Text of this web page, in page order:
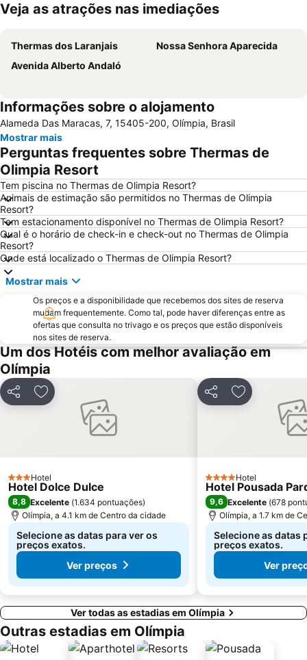
Ampliar mapa
Veja as atrações nas imediações
Thermas dos Laranjais
Nossa Senhora Aparecida
Avenida Alberto Andaló
Informações sobre o alojamento
Alameda Das Maracas, 7, 15405-200, Olímpia, Brasil
Mostrar mais
Perguntas frequentes sobre Thermas de
Olimpia Resort
Tem piscina no Thermas de Olimpia Resort?
Animais de estimação são permitidos no Thermas de Olimpia
Resort?
Tem estacionamento disponível no Thermas de Olimpia Resort?
Qual é o horário de check-in e check-out no Thermas de Olimpia
Resort?
Onde está localizado o Thermas de Olimpia Resort?
Mostrar mais
Os preços e a disponibilidade que recebemos dos sites de reserva
mudam frequentemente. Como tal, pode haver diferenças entre as
ofertas que consulta no trivago e os preços que estão disponíveis
nos sites de reserva.
Um dos Hotéis com melhor avaliação em
Olímpia
PartilharAdicionar aos favoritos
3 Estrelas
Hotel
Hotel Dolce Dulce
8,8 Excelente (1.634 pontuações)
Olímpia, a 4.1 km de Centro da cidade
Selecione as datas para ver os
preços exatos.
Ver preços
PartilharAdicionar
4 Estrelas
Hotel
Hotel Pousada
9,6 Excelente (678
Olímpia, a 1.7 km de
Selecione as datas
preços exatos.
Ver
Ver todas as estadias em Olímpia
Outras estadias em Olímpia